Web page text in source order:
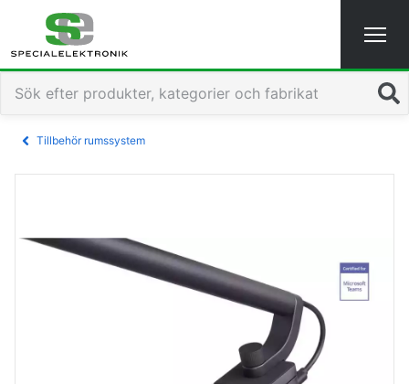
Sök
Tillbehör rumssystem